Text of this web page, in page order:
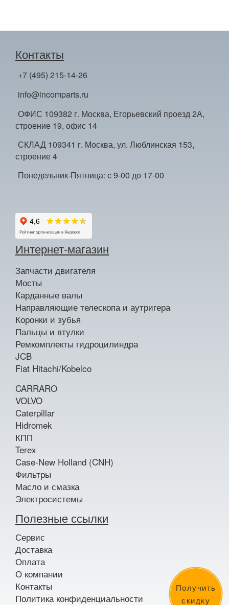
Получить
скидку
Контакты
+7 (495) 215-14-26
info@incomparts.ru
ОФИС 109382 г. Москва, Егорьевский проезд 2А,
строение 19, офис 14
СКЛАД 109341 г. Москва, ул. Люблинская 153,
строение 4
Понедельник-Пятница: с 9-00 до 17-00
Интернет-магазин
Запчасти двигателя
Мосты
Карданные валы
Направляющие телескопа и аутригера
Коронки и зубья
Пальцы и втулки
Ремкомплекты гидроцилиндра
JCB
Fiat Hitachi/Kobelco
CARRARO
VOLVO
Caterpillar
Hidromek
КПП
Terex
Case-New Holland (CNH)
Фильтры
Масло и смазка
Электросистемы
Полезные ссылки
Сервис
Доставка
Оплата
О компании
Контакты
Политика конфиденциальности